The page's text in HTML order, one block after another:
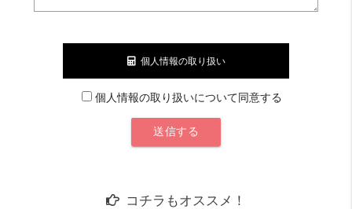
自炊派 めっちゃ良い！！ 20 点
明るさ 良い！ 16 点
個人情報の取り扱い
個人情報の取り扱いについて同意する
コチラもオススメ！